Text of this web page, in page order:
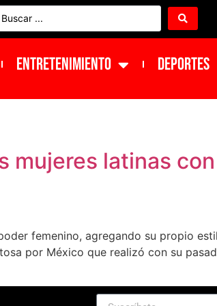
ENTRETENIMIENTO DEPORTES
mujeres latinas
femenino, agregando su propio
por México que realizó con su